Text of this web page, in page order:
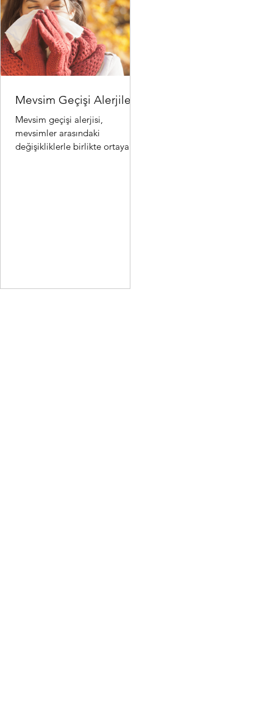
Mevsim Geçişi Alerjileri
Mevsim geçişi alerjisi,
mevsimler arasındaki
değişikliklerle birlikte ortaya